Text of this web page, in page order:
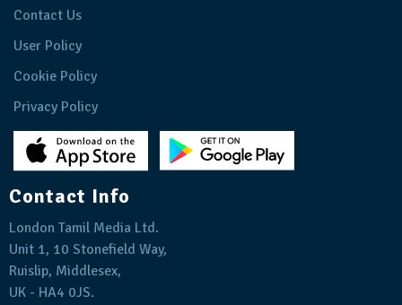
Contact Us
User Policy
Cookie Policy
Privacy Policy
Contact Info
London Tamil Media Ltd.
Unit 1, 10 Stonefield Way,
Ruislip, Middlesex,
UK - HA4 0JS.